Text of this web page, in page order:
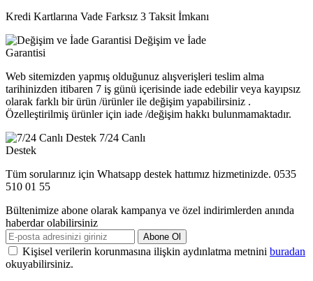
Kredi Kartlarına Vade Farksız 3 Taksit İmkanı
Değişim ve İade
Garantisi
Web sitemizden yapmış olduğunuz alışverişleri teslim alma
tarihinizden itibaren 7 iş günü içerisinde iade edebilir veya kayıpsız
olarak farklı bir ürün /ürünler ile değişim yapabilirsiniz .
Özelleştirilmiş ürünler için iade /değişim hakkı bulunmamaktadır.
7/24 Canlı
Destek
Tüm sorularınız için Whatsapp destek hattımız hizmetinizde. 0535
510 01 55
Bültenimize abone olarak kampanya ve özel indirimlerden anında
haberdar olabilirsiniz
Abone Ol
Kişisel verilerin korunmasına ilişkin aydınlatma metnini buradan
okuyabilirsiniz.